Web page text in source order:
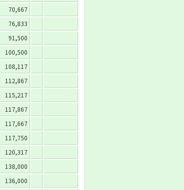
70,667
76,833
91,500
100,500
108,117
112,867
115,217
117,867
117,667
117,750
120,317
138,000
136,000